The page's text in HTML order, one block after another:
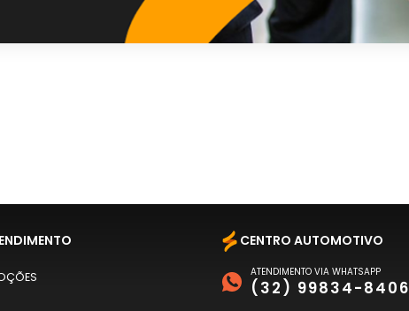
CENTRO AUTOMOTIVO
ATENDIMENTO VIA WHATSAPP
(32) 99834-8406